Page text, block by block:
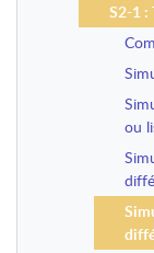
S2-1 :
ou